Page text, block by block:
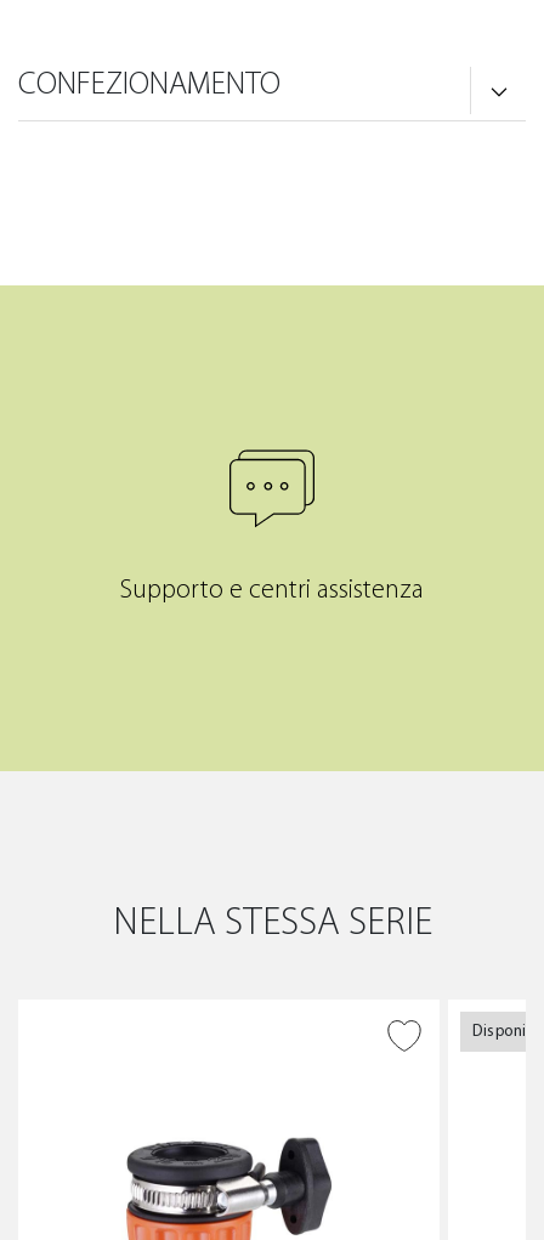
CONFEZIONAMENTO
Supporto e centri assistenza
NELLA STESSA SERIE